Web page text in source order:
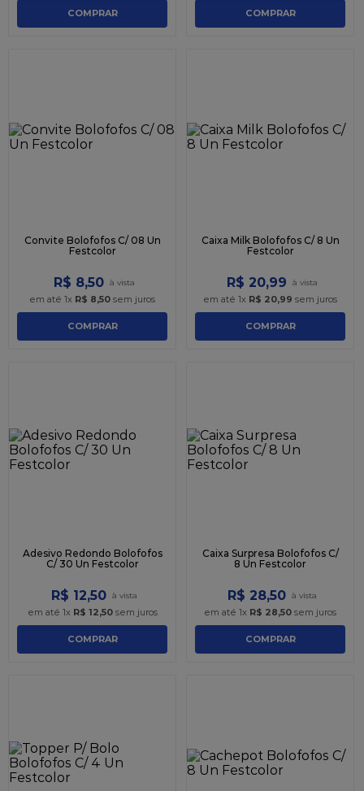
COMPRAR COMPRAR
Convite Bolofofos C/ 08 Un
Festcolor
R$ 8,50
em até 1x R$ 8,50 sem juros
COMPRAR
Caixa Milk Bolofofos C/ 8 Un
Festcolor
R$ 20,99
em até 1x R$ 20,99 sem juros
COMPRAR
Adesivo Redondo Bolofofos
C/ 30 Un Festcolor
R$ 12,50
em até 1x R$ 12,50sem juros
COMPRAR
Caixa Surpresa Bolofofos C/
8 Un Festcolor
R$ 28,50
em até 1x R$ 28,50 sem juros
COMPRAR